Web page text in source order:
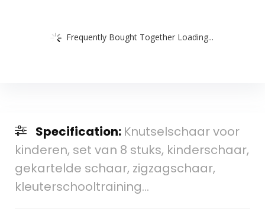
Frequently Bought Together Loading...
Specification: Knutselschaar voor
kinderen, set van 8 stuks, kinderschaar,
gekartelde schaar, zigzagschaar,
kleuterschooltraining…